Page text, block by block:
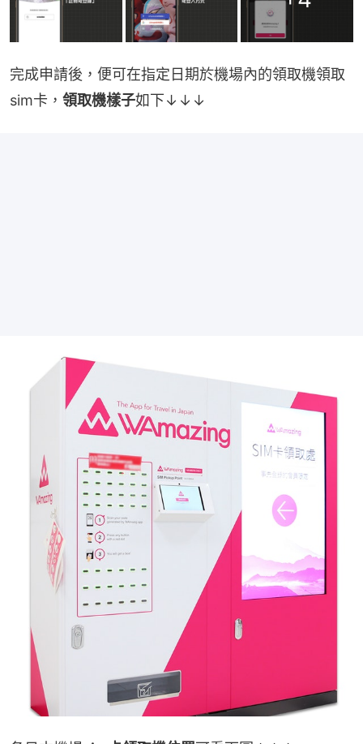
完成申請後，便可在指定日期於機場內的領取機領取
sim卡， 領取機樣子如下↓↓↓